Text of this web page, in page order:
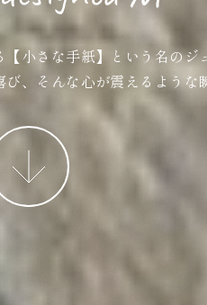
小さな手紙】という名のジ
、そんな心が震えるような